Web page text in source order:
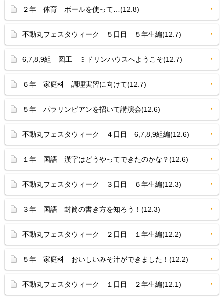
２年 体育 ボールを使って…(12.8)
不動丸フェスタウィーク ５日目 ５年生編(12.7)
6,7,8,9組 図工 ミドリンハウスへようこそ(12.7)
６年 家庭科 調理実習に向けて(12.7)
５年 パラリンピアンを招いて講演会(12.6)
不動丸フェスタウィーク ４日目 6,7,8,9組編(12.6)
１年 国語 漢字はどうやってできたのかな？(12.6)
不動丸フェスタウィーク ３日目 ６年生編(12.3)
３年 国語 封筒の書き方を知ろう！(12.3)
不動丸フェスタウィーク ２日目 １年生編(12.2)
５年 家庭科 おいしいみそ汁ができました！(12.2)
不動丸フェスタウィーク １日目 ２年生編(12.1)